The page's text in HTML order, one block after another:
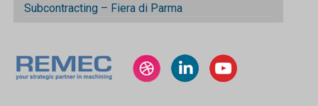
Subcontracting – Fiera di Parma